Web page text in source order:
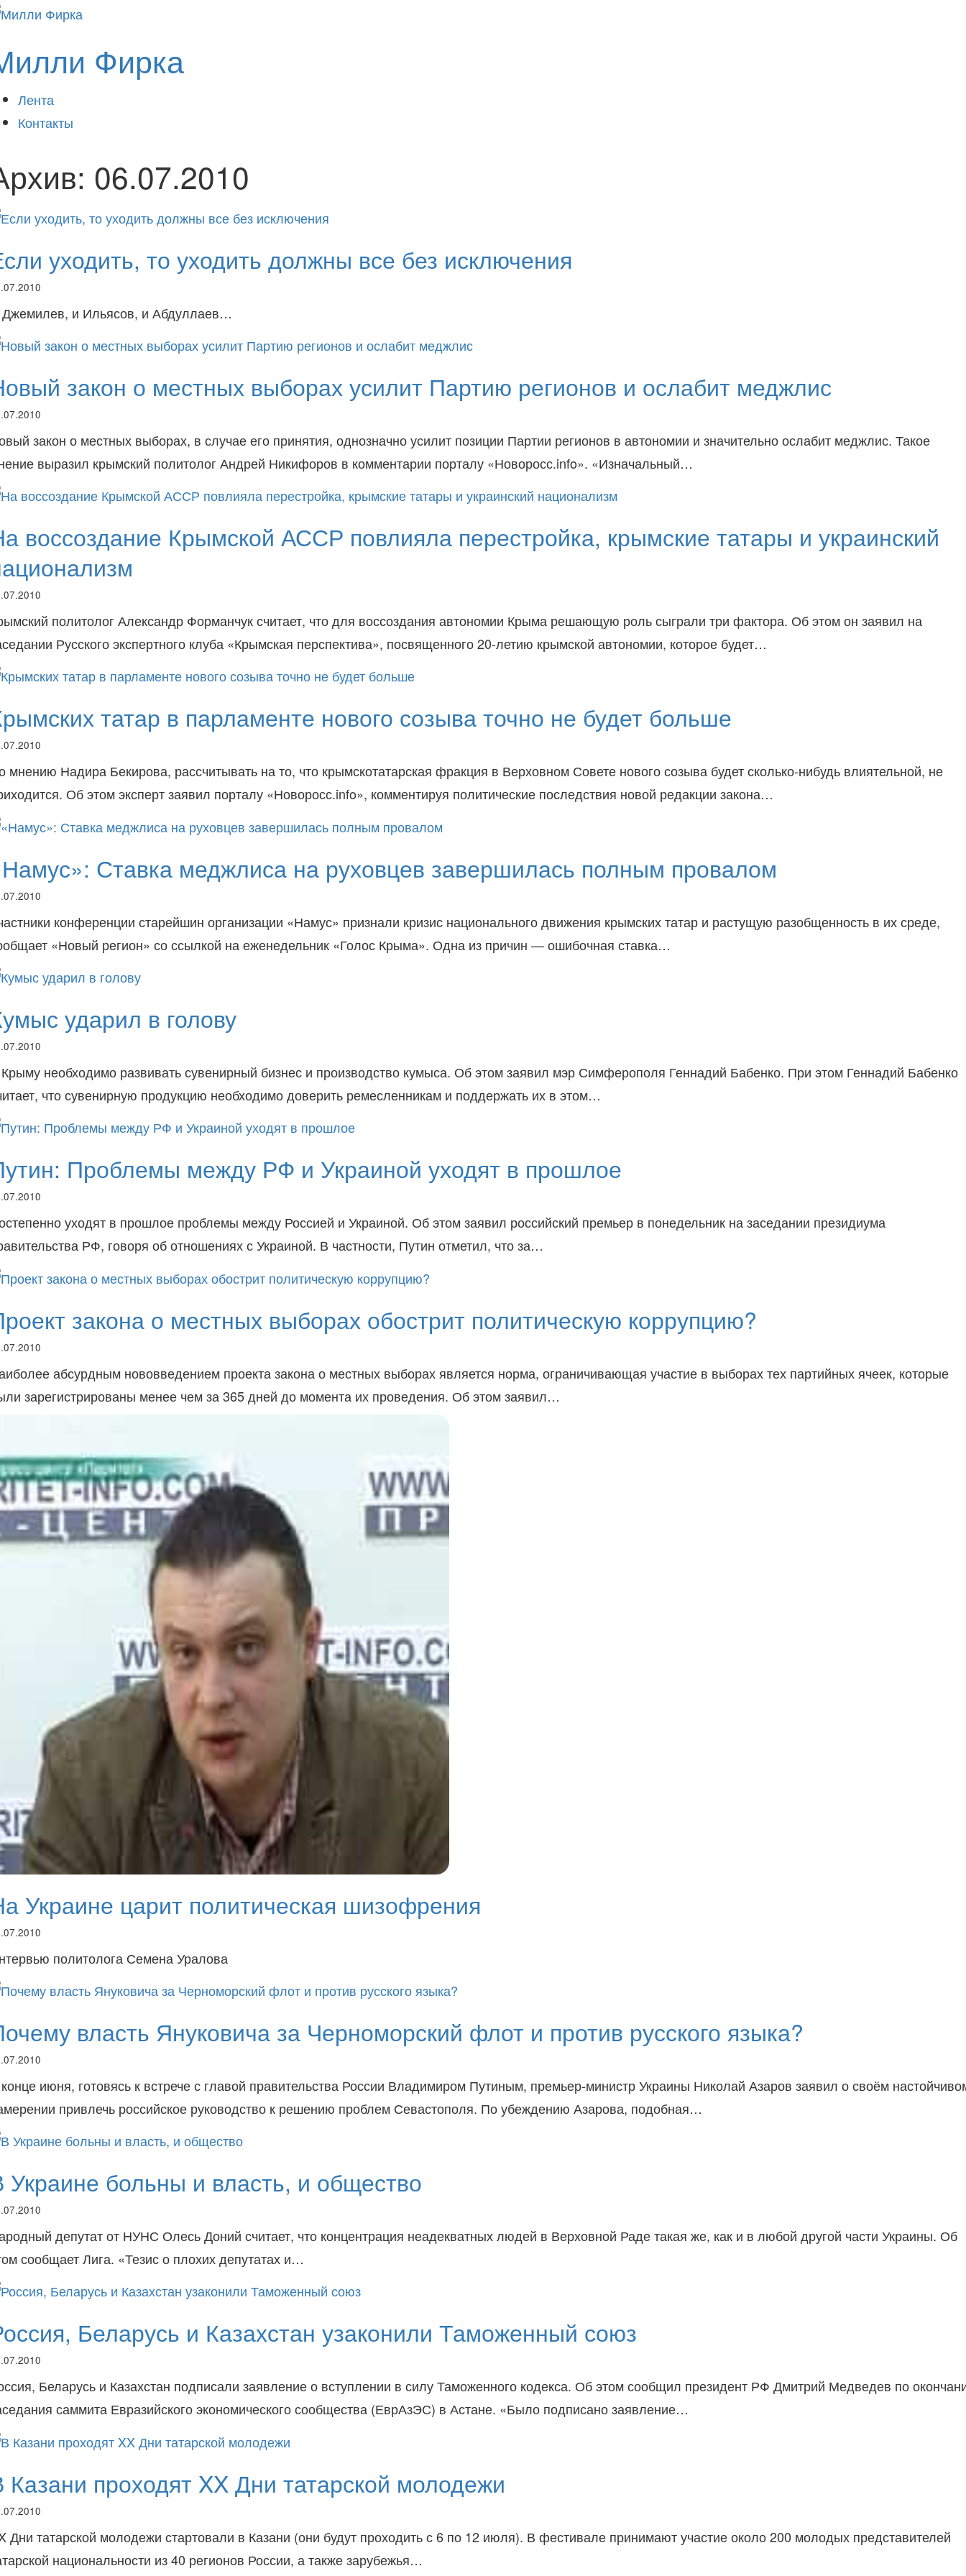
Фирка
Лента
Контакты
06.07.2010
уходить, то уходить должны все без исключения
и Ильясов, и Абдуллаев…
закон о местных выборах усилит Партию регионов и ослабит меджлис
закон о местных выборах, в случае его принятия, однозначно усилит позиции Партии регионов в автономии и значительно ослабит меджлис. Такое
выразил крымский политолог Андрей Никифоров в комментарии порталу «Новоросс.info». «Изначальный…
воссоздание Крымской АССР повлияла перестройка, крымские татары и украинский
политолог Александр Форманчук считает, что для воссоздания автономии Крыма решающую роль сыграли три фактора. Об этом он заявил на
Русского экспертного клуба «Крымская перспектива», посвященного 20-летию крымской автономии, которое будет…
татар в парламенте нового созыва точно не будет больше
мнению Надира Бекирова, рассчитывать на то, что крымскотатарская фракция в Верховном Совете нового созыва будет сколько-нибудь влиятельной, не
Об этом эксперт заявил порталу «Новоросс.info», комментируя политические последствия новой редакции закона…
Ставка меджлиса на руховцев завершилась полным провалом
конференции старейшин организации «Намус» признали кризис национального движения крымских татар и растущую разобщенность в их среде,
«Новый регион» со ссылкой на еженедельник «Голос Крыма». Одна из причин — ошибочная ставка…
ударил в голову
необходимо развивать сувенирный бизнес и производство кумыса. Об этом заявил мэр Симферополя Геннадий Бабенко. При этом Геннадий Бабенко
что сувенирную продукцию необходимо доверить ремесленникам и поддержать их в этом…
Проблемы между РФ и Украиной уходят в прошлое
уходят в прошлое проблемы между Россией и Украиной. Об этом заявил российский премьер в понедельник на заседании президиума
РФ, говоря об отношениях с Украиной. В частности, Путин отметил, что за…
закона о местных выборах обострит политическую коррупцию?
абсурдным нововведением проекта закона о местных выборах является норма, ограничивающая участие в выборах тех партийных ячеек, которые
зарегистрированы менее чем за 365 дней до момента их проведения. Об этом заявил…
Украине царит политическая шизофрения
политолога Семена Уралова
власть Януковича за Черноморский флот и против русского языка?
июня, готовясь к встрече с главой правительства России Владимиром Путиным, премьер-министр Украины Николай Азаров заявил о своём
привлечь российское руководство к решению проблем Севастополя. По убеждению Азарова, подобная…
Украине больны и власть, и общество
депутат от НУНС Олесь Доний считает, что концентрация неадекватных людей в Верховной Раде такая же, как и в любой другой части Украины. Об
сообщает Лига. «Тезис о плохих депутатах и…
Беларусь и Казахстан узаконили Таможенный союз
Беларусь и Казахстан подписали заявление о вступлении в силу Таможенного кодекса. Об этом сообщил президент РФ Дмитрий Медведев по
саммита Евразийского экономического сообщества (ЕврАзЭС) в Астане. «Было подписано заявление…
Казани проходят XX Дни татарской молодежи
Дни татарской молодежи стартовали в Казани (они будут проходить с 6 по 12 июля). В фестивале принимают участие около 200 молодых представителей
национальности из 40 регионов России, а также зарубежья…